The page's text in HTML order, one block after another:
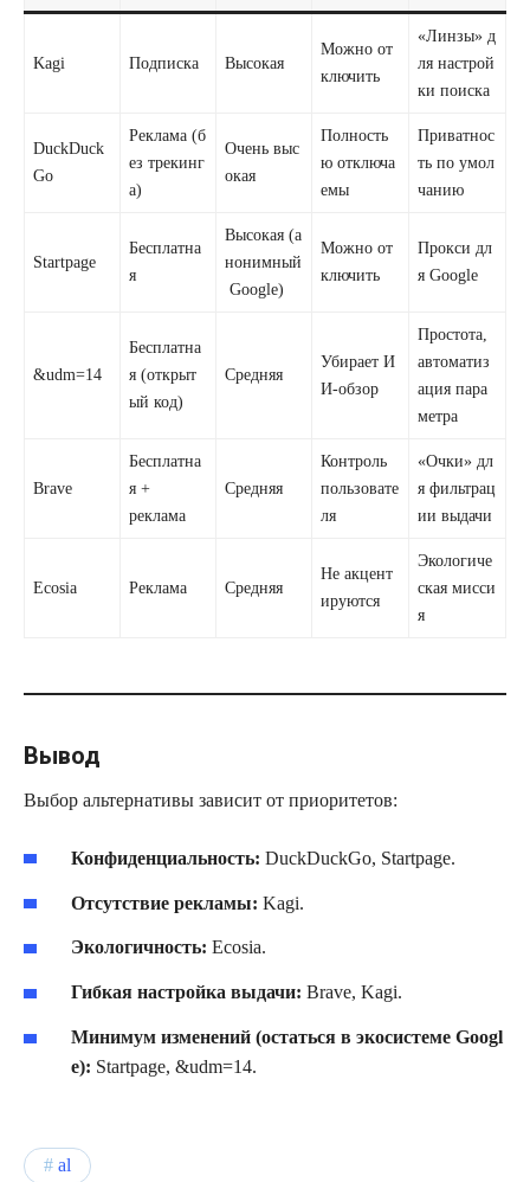
Kagi Подписка Высокая
Можно от
ключить
«Линзы» д
ля настрой
ки поиска
DuckDuck
Go
Реклама (б
ез трекинг
а)
Очень выс
окая
Полность
ю отключа
емы
Приватнос
ть по умол
чанию
Startpage
Бесплатна
я
Высокая (а
нонимный
Google)
Можно от
ключить
Прокси дл
я Google
&udm=14
Бесплатна
я (открыт
ый код)
Средняя
Убирает И
И‑обзор
Простота,
автоматиз
ация пара
метра
Brave
Бесплатна
я +
реклама
Средняя
Контроль
пользовате
ля
«Очки» дл
я фильтрац
ии выдачи
Ecosia Реклама Средняя
Не акцент
ируются
Экологиче
ская мисси
я
Вывод
Выбор альтернативы зависит от приоритетов:
Конфиденциальность: DuckDuckGo, Startpage.
Отсутствие рекламы: Kagi.
Экологичность: Ecosia.
Гибкая настройка выдачи: Brave, Kagi.
Минимум изменений (остаться в экосистеме Googl
e): Startpage, &udm=14.
al